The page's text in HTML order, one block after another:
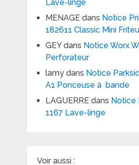
Lave-linge
MENAGEdans Notice
182611 Classic Mini
GEYdans Notice Worx
Perforateur
lamydans Notice
A1 Ponceuse à bande
LAGUERREdans Notice
1167 Lave-linge
Voir aussi :